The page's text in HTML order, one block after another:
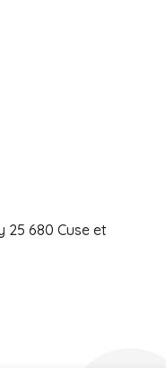
25 680 Cuse et